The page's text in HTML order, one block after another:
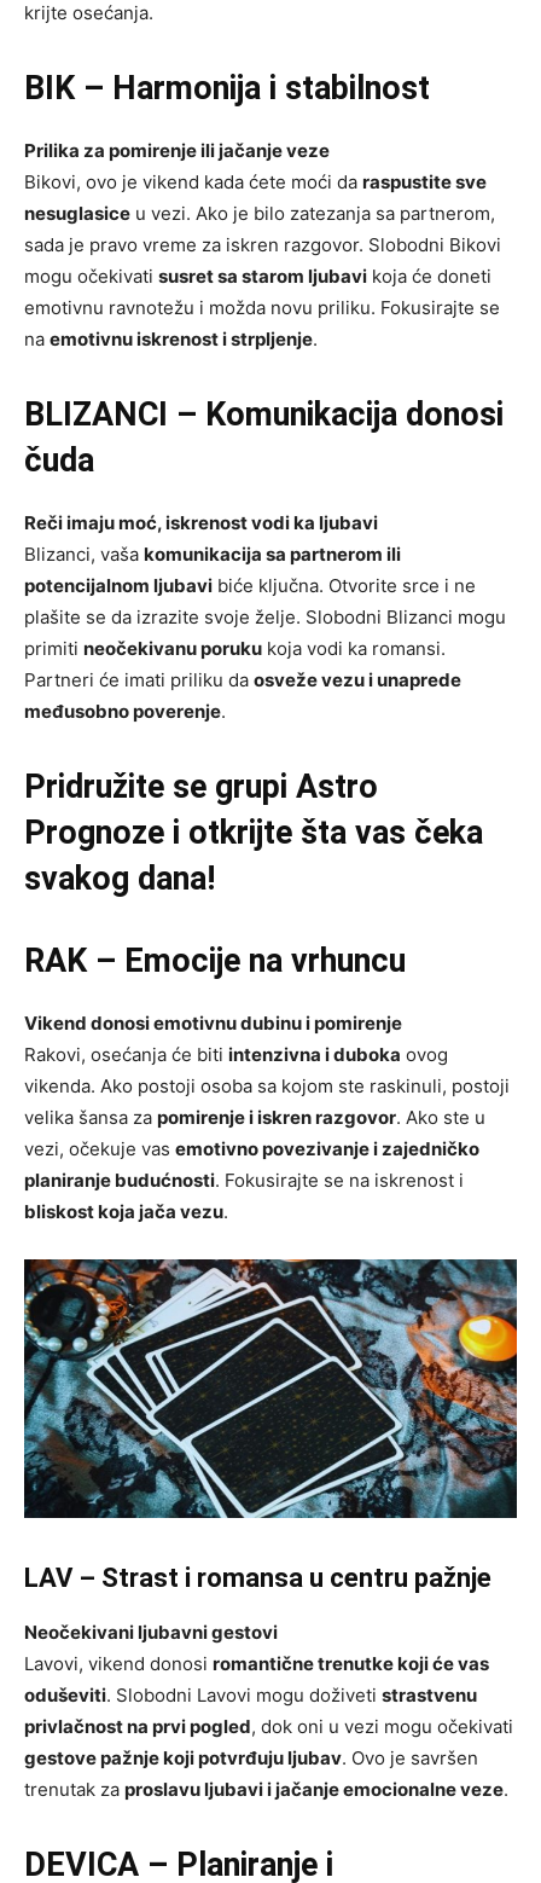
krijte osećanja.
BIK – Harmonija i stabilnost
Prilika za pomirenje ili jačanje veze
Bikovi, ovo je vikend kada ćete moći da raspustite sve
nesuglasice u vezi. Ako je bilo zatezanja sa partnerom,
sada je pravo vreme za iskren razgovor. Slobodni Bikovi
mogu očekivati susret sa starom ljubavi koja će doneti
emotivnu ravnotežu i možda novu priliku. Fokusirajte se
na emotivnu iskrenost i strpljenje.
BLIZANCI – Komunikacija donosi
čuda
Reči imaju moć, iskrenost vodi ka ljubavi
Blizanci, vaša komunikacija sa partnerom ili
potencijalnom ljubavi biće ključna. Otvorite srce i ne
plašite se da izrazite svoje želje. Slobodni Blizanci mogu
primiti neočekivanu poruku koja vodi ka romansi.
Partneri će imati priliku da osveže vezu i unaprede
međusobno poverenje.
Pridružite se grupi Astro
Prognoze i otkrijte šta vas čeka
svakog dana!
RAK – Emocije na vrhuncu
Vikend donosi emotivnu dubinu i pomirenje
Rakovi, osećanja će biti intenzivna i duboka ovog
vikenda. Ako postoji osoba sa kojom ste raskinuli, postoji
velika šansa za pomirenje i iskren razgovor. Ako ste u
vezi, očekuje vas emotivno povezivanje i zajedničko
planiranje budućnosti. Fokusirajte se na iskrenost i
bliskost koja jača vezu.
LAV – Strast i romansa u centru pažnje
Neočekivani ljubavni gestovi
Lavovi, vikend donosi romantične trenutke koji će vas
oduševiti. Slobodni Lavovi mogu doživeti strastvenu
privlačnost na prvi pogled, dok oni u vezi mogu očekivati
gestove pažnje koji potvrđuju ljubav. Ovo je savršen
trenutak za proslavu ljubavi i jačanje emocionalne veze.
DEVICA – Planiranje i